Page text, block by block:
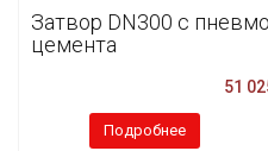
Затвор DN300 с
цемента
51
Подробнее